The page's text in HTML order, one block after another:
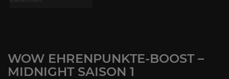
WOW EHRENPUNKTE-BOOST –
MIDNIGHT SAISON 1